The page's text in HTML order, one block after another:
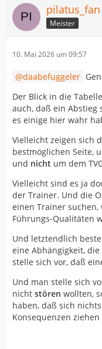
pilatus_fan
Meister
10. Mai 2026 um 09:57
daabefuggeler
Der Blick in die
auch, daß ein Abstieg
es einige hier wahr
Vielleicht zeigen sich
bestmöglichen Seite,
und nicht um dem
Vielleicht sind es ja
der Trainer. Und die
einen Trainer
Führungs-Qualitäten
Und letztendlich
eine Abhängigkeit,
stelle sich vor, daß
Und man stelle sich
nicht stören wollten,
haben, daß sich
Konsequenzen